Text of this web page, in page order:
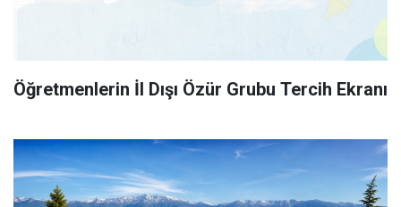
Öğretmenlerin İl Dışı Özür Grubu Tercih Ekranı